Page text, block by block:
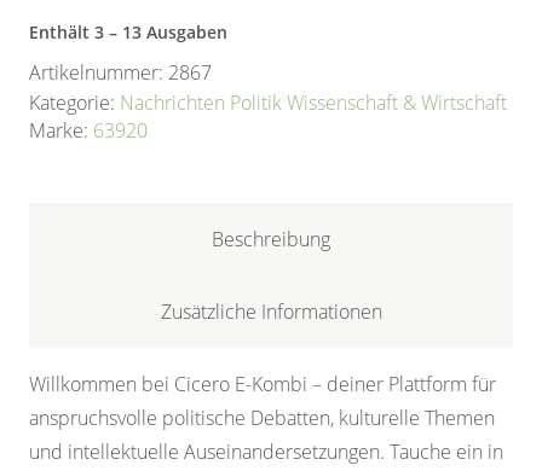
Enthält 3 – 13 Ausgaben
Artikelnummer: 2867
Kategorie: Nachrichten Politik Wissenschaft & Wirtschaft
Marke: 63920
Beschreibung
Zusätzliche Informationen
Willkommen bei Cicero E-Kombi – deiner Plattform für
anspruchsvolle politische Debatten, kulturelle Themen
und intellektuelle Auseinandersetzungen. Tauche ein in